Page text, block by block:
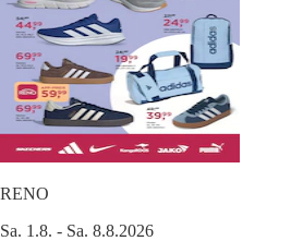
RENO
Sa. 1.8. - Sa. 8.8.2026